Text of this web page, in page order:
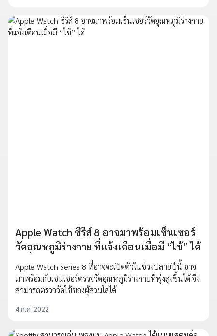
Apple Watch ซีรีส์ 8 อาจมาพร้อมเซ็นเซอร์
วัดอุณหภูมิร่างกาย ที่แจ้งเตือนเมื่อมี “ไข้” ได้
Apple Watch Series 8 ที่อาจจะเปิดตัวในช่วงปลายปีนี้ อาจ
มาพร้อมกับเซนเซอร์ตรวจวัดอุณหภูมิร่างกายที่พุ่งสูงขึ้นได้ จึง
สามารถตรวจวัดไข้ของผู้สวมใส่ได้
4 ก.ค. 2022